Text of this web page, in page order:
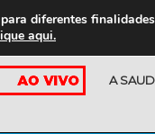
A
diferentes
aqui.